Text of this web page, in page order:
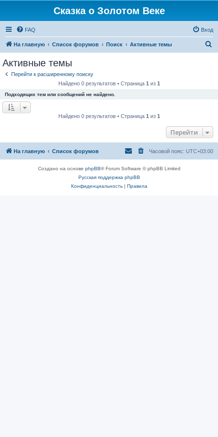
Сказка о Золотом Веке
FAQ Вход
На главную Список форумов Поиск Активные темы
Активные темы
Перейти к расширенному поиску
Найдено 0 результатов • Страница 1 из 1
Подходящих тем или сообщений не найдено.
Найдено 0 результатов • Страница 1 из 1
Перейти
На главную Список форумов Часовой пояс: UTC+03:00
Создано на основе phpBB® Forum Software © phpBB Limited
Русская поддержка phpBB
Конфиденциальность| Правила